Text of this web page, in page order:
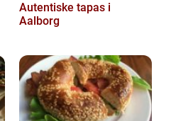
Autentiske tapas i
Aalborg